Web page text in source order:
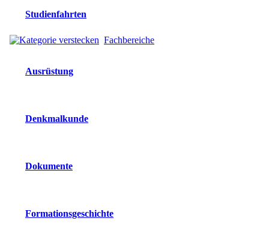
Studienfahrten
Fachbereiche
Ausrüstung
Denkmalkunde
Dokumente
Formationsgeschichte